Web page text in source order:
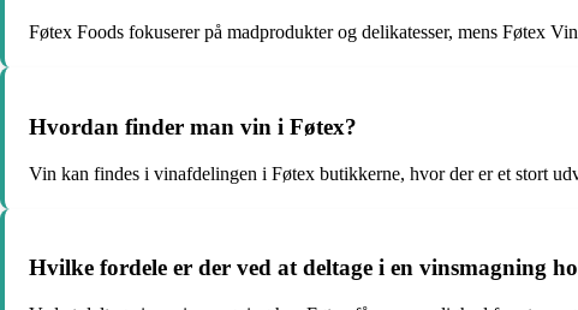
Føtex Foods fokuserer på madprodukter og delikatesser, mens Føtex
Hvordan finder man vin i Føtex?
Vin kan findes i vinafdelingen i Føtex butikkerne, hvor der er et stort
Hvilke fordele er der ved at deltage i en vinsmagning